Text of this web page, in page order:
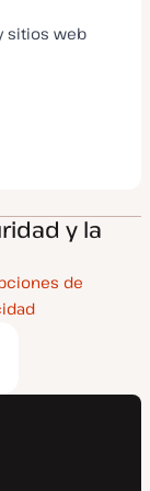
sitios web
y la
de